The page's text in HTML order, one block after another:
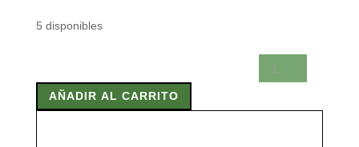
5 disponibles
HIMALAYA
MOLIDA
AÑADIR AL CARRITO